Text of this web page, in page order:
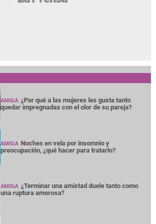
AMIGA ¿Por qué a las mujeres les gusta tanto
quedar impregnadas con el olor de su pareja?
AMIGA Noches en vela por insomnio y
preocupación, ¿qué hacer para tratarlo?
AMIGA ¿Terminar una amistad duele tanto como
una ruptura amorosa?